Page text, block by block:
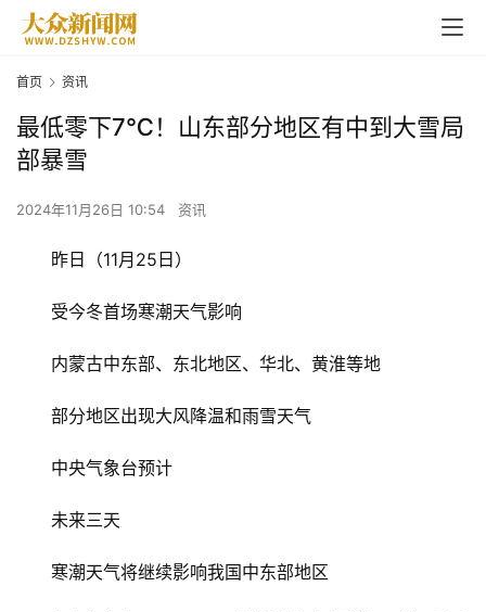
首页 资讯
最低零下7℃！山东部分地区有中到大雪局
部暴雪
2024年11月26日 10:54 资讯
昨日（11月25日）
受今冬首场寒潮天气影响
内蒙古中东部、东北地区、华北、黄淮等地
部分地区出现大风降温和雨雪天气
中央气象台预计
未来三天
寒潮天气将继续影响我国中东部地区